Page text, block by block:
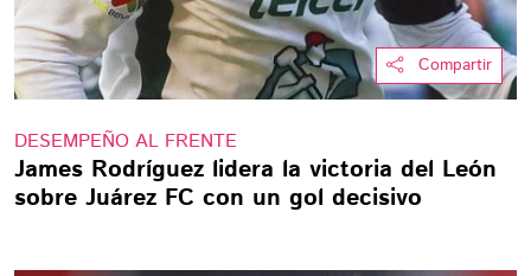
Compartir
DESEMPEÑO AL FRENTE
James Rodríguez lidera la victoria del León
sobre Juárez FC con un gol decisivo